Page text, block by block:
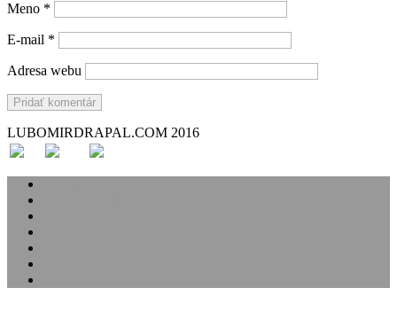
Meno *
E-mail *
Adresa webu
LUBOMIRDRAPAL.COM 2016